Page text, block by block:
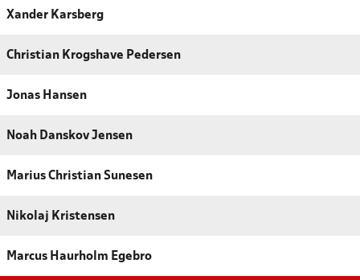
Xander Karsberg
Christian Krogshave Pedersen
Jonas Hansen
Noah Danskov Jensen
Marius Christian Sunesen
Nikolaj Kristensen
Marcus Haurholm Egebro